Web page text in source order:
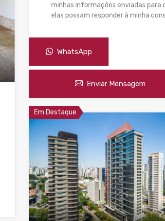
minhas informações enviadas para
elas possam responder à minha
WhatsApp
Enviar Mensagem
Em Destaque